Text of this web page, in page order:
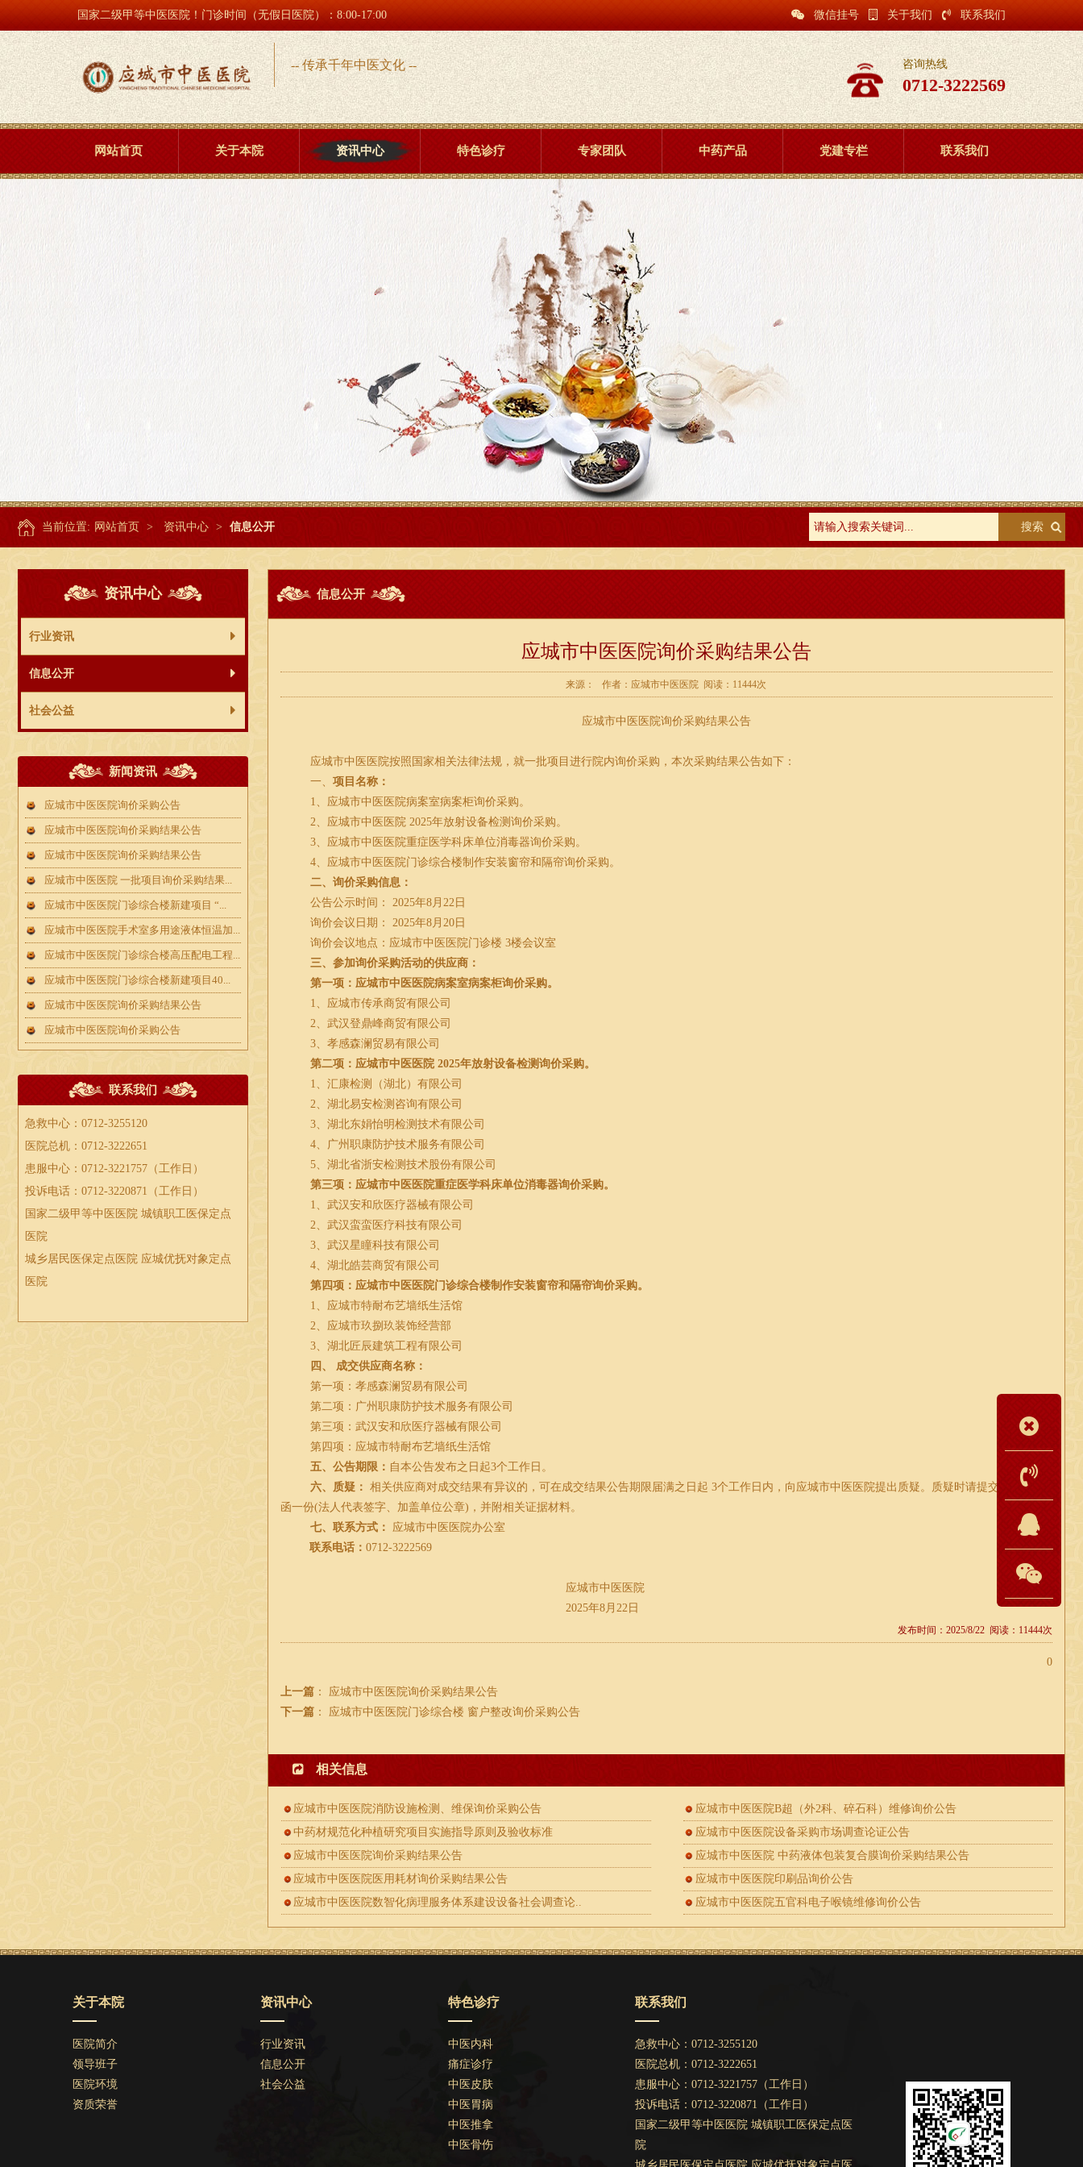
国家二级甲等中医医院！门诊时间（无假日医院）：8:00-17:00 微信挂号 关于我们 联系我们
-- 传承千年中医文化 -- 咨询热线
0712-3222569
网站首页 关于本院 资讯中心 特色诊疗 专家团队 中药产品 党建专栏 联系我们
当前位置: 网站首页 > 资讯中心 > 信息公开
资讯中心
行业资讯
信息公开
社会公益
新闻资讯
应城市中医医院询价采购公告
应城市中医医院询价采购结果公告
应城市中医医院询价采购结果公告
应城市中医医院 一批项目询价采购结果...
应城市中医医院门诊综合楼新建项目 “...
应城市中医医院手术室多用途液体恒温加...
应城市中医医院门诊综合楼高压配电工程...
应城市中医医院门诊综合楼新建项目40...
应城市中医医院询价采购结果公告
应城市中医医院询价采购公告
联系我们
急救中心：0712-3255120
医院总机：0712-3222651
患服中心：0712-3221757（工作日）
投诉电话：0712-3220871（工作日）
国家二级甲等中医医院 城镇职工医保定点
医院
城乡居民医保定点医院 应城优抚对象定点
医院
信息公开
应城市中医医院询价采购结果公告
来源： 作者：应城市中医医院 阅读：11444次
应城市中医医院询价采购结果公告
应城市中医医院按照国家相关法律法规，就一批项目进行院内询价采购，本次采购结果公告如下：
一、项目名称：
1、应城市中医医院病案室病案柜询价采购。
2、 应城市中医医院 2025年放射设备检测询价采购。
3、应城市中医医院重症医学科床单位消毒器询价采购。
4、应城市中医医院门诊综合楼制作安装窗帘和隔帘询价采购。
二、询价采购信息：
公告公示时间：
2025年8月22日
询价会议日期：
2025年8月20日
询价会议地点：应城市中医医院门诊楼 3楼会议室
三、参加询价采购活动的供应商：
第一项：应城市中医医院病案室病案柜询价采购。
1、应城市传承商贸有限公司
2、武汉登鼎峰商贸有限公司
3、孝感森澜贸易有限公司
第二项：应城市中医医院 2025年放射设备检测询价采购。
1、汇康检测（湖北）有限公司
2、湖北易安检测咨询有限公司
3、湖北东娟怡明检测技术有限公司
4、广州职康防护技术服务有限公司
5、湖北省浙安检测技术股份有限公司
第三项：应城市中医医院重症医学科床单位消毒器询价采购。
1、武汉安和欣医疗器械有限公司
2、武汉蛮蛮医疗科技有限公司
3、武汉星瞳科技有限公司
4、湖北皓芸商贸有限公司
第四项：应城市中医医院门诊综合楼制作安装窗帘和隔帘询价采购。
1、应城市特耐布艺墙纸生活馆
2、应城市玖捌玖装饰经营部
3、湖北匠辰建筑工程有限公司
四、
成交供应商名称：
第一项：孝感森澜贸易有限公司
第二项：广州职康防护技术服务有限公司
第三项：武汉安和欣医疗器械有限公司
第四项：应城市特耐布艺墙纸生活馆
五、公告期限： 自本公告发布之日起3个工作日。
六、质疑：
相关供应商对成交结果有异议的，可在成交结果公告期限届满之日起 3个工作日内，向应城市中医医院提出质疑。质疑时请提交书面质疑
函一份(法人代表签字、加盖单位公章)，并附相关证据材料。
七、联系方式：
应城市中医医院办公室
联系电话： 0712-3222569
应城市中医医院
2025年8月22日
发布时间：2025/8/22 阅读：11444次
0
上一篇： 应城市中医医院询价采购结果公告
下一篇： 应城市中医医院门诊综合楼 窗户整改询价采购公告
相关信息
应城市中医医院消防设施检测、维保询价采购公告
应城市中医医院B超（外2科、碎石科）维修询价公告
中药材规范化种植研究项目实施指导原则及验收标准
应城市中医医院设备采购市场调查论证公告
应城市中医医院询价采购结果公告
应城市中医医院 中药液体包装复合膜询价采购结果公告
应城市中医医院医用耗材询价采购结果公告
应城市中医医院印刷品询价公告
应城市中医医院数智化病理服务体系建设设备社会调查论..
应城市中医医院五官科电子喉镜维修询价公告
关于本院
医院简介
领导班子
医院环境
资质荣誉
资讯中心
行业资讯
信息公开
社会公益
特色诊疗
中医内科
痛症诊疗
中医皮肤
中医胃病
中医推拿
中医骨伤
联系我们
急救中心：0712-3255120
医院总机：0712-3222651
患服中心：0712-3221757（工作日）
投诉电话：0712-3220871（工作日）
国家二级甲等中医医院 城镇职工医保定点医
院